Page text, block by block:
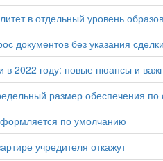
в отдельный уровень
документов без указания
в 2022 году: новые нюансы и
размер обеспечения по
по умолчанию
учредителя откажут